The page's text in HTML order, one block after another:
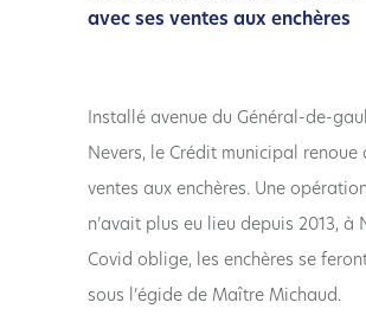
avec ses ventes aux enchères
Installé avenue du Général-de-
Nevers, le Crédit municipal renoue
ventes aux enchères. Une
n’avait plus eu lieu depuis 2013, à
Covid oblige, les enchères se
sous l’égide de Maître Michaud.